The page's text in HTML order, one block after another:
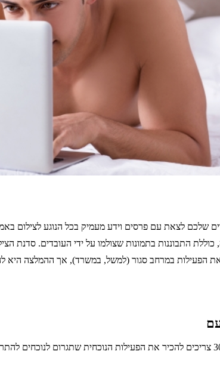
עם פרסים וידע מעמיק בכל הנוגע לצילום באמצעות
התבוננות בתמונות שצולמו על ידי העובדים. סדנת
הפעילות במרחב סגור (למשל, במשרד), אך ההמלצה היא
חברות וארגונים שמעסיקים עובדים שגילם עולה על 30 צריכים להכיר את